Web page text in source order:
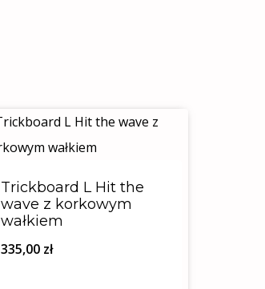
Trickboard L Hit the
wave z korkowym
wałkiem
335,00 zł